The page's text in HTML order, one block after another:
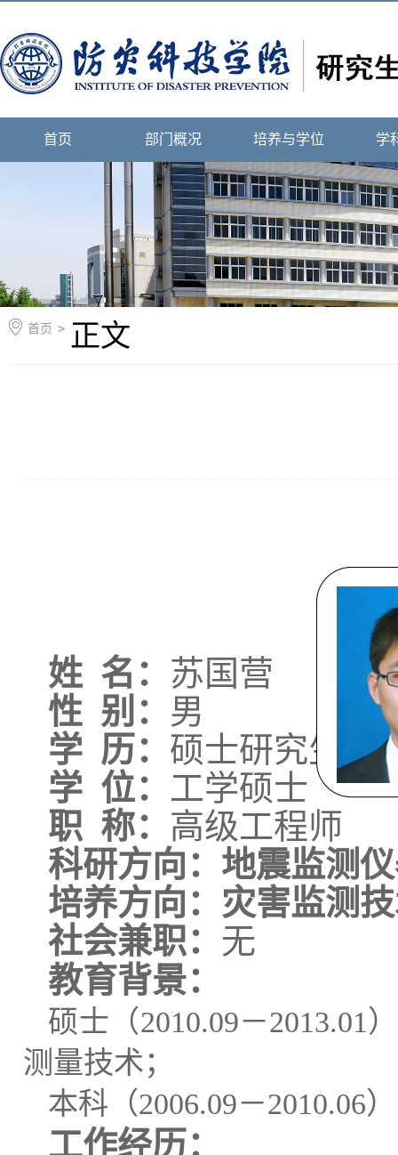
首页 部门概况 培养与学位 学
首页 > 正文
姓 名： 苏国营
性 别： 男
学 历： 硕士研究生
学 位： 工学硕士
职 称： 高级工程师
科研方向： 地震监测
培养方向：灾害监测
社会兼职： 无
教育背景：
硕士（2010.09－2013.01
测量技术；
本科（2006.09－2010.06
工作经历：